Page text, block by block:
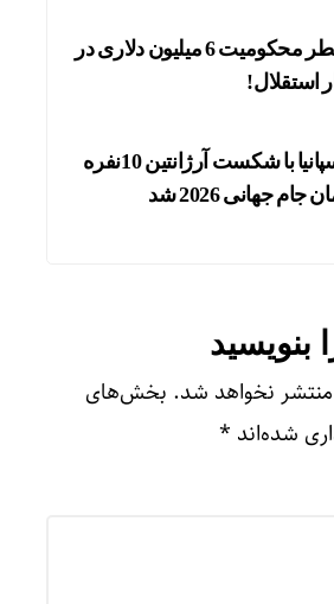
خطر محکومیت 6 میلیون دلاری در
استقلال!
اسپانیا با شکست آرژانتین 10نفره
جام جهانی 2026 شد
بنویسید
نخواهد شد. بخش‌های
شده‌اند *